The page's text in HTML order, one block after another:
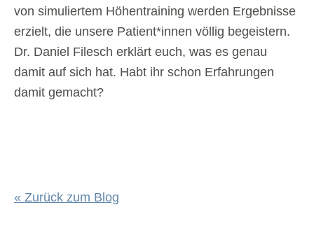
von simuliertem Höhentraining werden Ergebnisse
erzielt, die unsere Patient*innen völlig begeistern.
Dr. Daniel Filesch erklärt euch, was es genau
damit auf sich hat. Habt ihr schon Erfahrungen
damit gemacht?
« Zurück zum Blog